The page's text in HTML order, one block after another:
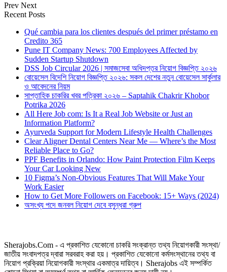
Prev Next
Recent Posts
Qué cambia para los clientes después del primer préstamo en
Credito 365
Pune IT Company News: 700 Employees Affected by
Sudden Startup Shutdown
DSS Job Circular 2026 | সমাজসেবা অধিদপ্তর নিয়োগ বিজ্ঞপ্তি ২০২৬
বোয়েসেল বিদেশি নিয়োগ বিজ্ঞপ্তি ২০২৬: সকল দেশের নতুন বোয়েসেল সার্কুলার
ও আবেদনের নিয়ম
সাপ্তাহিক চাকরির খবর পত্রিকা ২০২৬ – Saptahik Chakrir Khobor
Potrika 2026
All Here Job com: Is It a Real Job Website or Just an
Information Platform?
Ayurveda Support for Modern Lifestyle Health Challenges
Clear Aligner Dental Centers Near Me — Where’s the Most
Reliable Place to Go?
PPF Benefits in Orlando: How Paint Protection Film Keeps
Your Car Looking New
10 Figma’s Non-Obvious Features That Will Make Your
Work Easier
How to Get More Followers on Facebook: 15+ Ways (2024)
অসংখ্য পদে জনবল নিয়োগ দেবে বসুন্ধরা গ্রুপ
Sherajobs.Com - এ প্রকাশিত যেকোনো চাকরি সংক্রান্ত তথ্য নিয়োগকারী সংস্থা/
জাতীয় সংবাদপত্র দ্বারা সরবরাহ করা হয়। প্রকাশিত যেকোনো কর্মসংস্থানের তথ্য বা
নিয়োগ প্রক্রিয়া নিয়োগকারী সংস্থার একমাত্র দায়িত্ব। Sherajobs এই সম্পর্কিত